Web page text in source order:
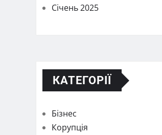
Січень 2025
КАТЕГОРІЇ
Бізнес
Корупція